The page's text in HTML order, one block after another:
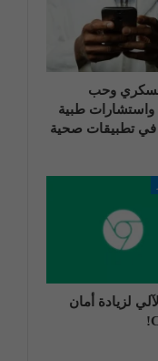
وحب
واستشارات طبية
في تطبيقات صحية
لزيادة أمان